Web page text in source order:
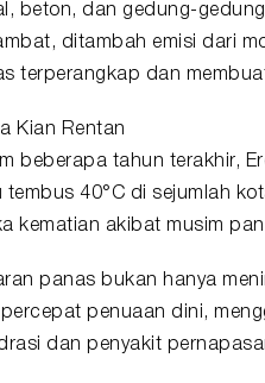
beton, dan gedung-
ditambah emisi dari
terperangkap dan
Kian Rentan
beberapa tahun terakhir,
tembus 40°C di sejumlah
kematian akibat musim
panas bukan hanya
penuaan dini,
dan penyakit